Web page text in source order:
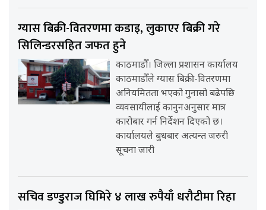
ग्यास बिक्री-वितरणमा कडाइ, लुकाएर बिक्री गरे
सिलिन्डरसहित जफत हुने
काठमाडौँ। जिल्ला प्रशासन कार्यालय
काठमाडौँले ग्यास बिक्री-वितरणमा
अनियमितता भएको गुनासो बढेपछि
व्यवसायीलाई कानुनअनुसार मात्र
कारोबार गर्न निर्देशन दिएको छ।
कार्यालयले बुधबार अत्यन्त जरुरी
सूचना जारी
सचिव डण्डुराज घिमिरे ४ लाख रुपैयाँ धरौटीमा रिहा